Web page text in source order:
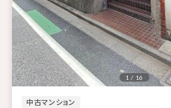
中古マンション
1 / 16